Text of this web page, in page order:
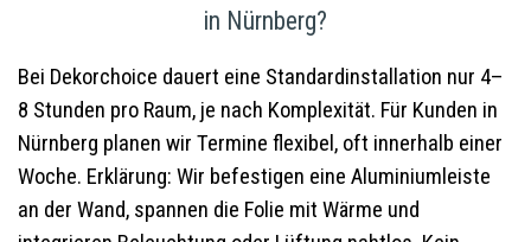
in Nürnberg?
Bei Dekorchoice dauert eine Standardinstallation nur 4–
8 Stunden pro Raum, je nach Komplexität. Für Kunden in
Nürnberg planen wir Termine flexibel, oft innerhalb einer
Woche. Erklärung: Wir befestigen eine Aluminiumleiste
an der Wand, spannen die Folie mit Wärme und